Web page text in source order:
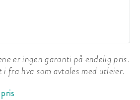
er ingen garanti på endelig pris.
fra hva som avtales med utleier.